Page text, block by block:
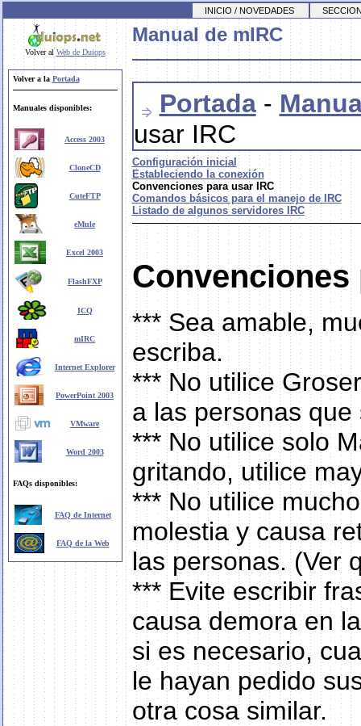
INICIO / NOVEDADES
Volver alWeb de Duiops
Volver a la Portada
Manuales disponibles:
Access 2003
CloneCD
CuteFTP
eMule
Excel 2003
FlashFXP
ICQ
mIRC
Internet Explorer
PowerPoint 2003
VMware
Word 2003
FAQs disponibles:
FAQ de Internet
FAQ de la Web
Manual de mIRC
Portada-
usar IRC
Configuración inicial
Estableciendo la conexión
Convenciones para usar IRC
Comandos básicos para el manejo de IRC
Listado de algunos servidores IRC
Convenciones
*** Sea amable,
escriba.
*** No utilice
a las personas
*** No utilice solo
gritando, utilice
*** No utilice
molestia y causa
las personas. (Ver
*** Evite escribir
causa demora en
si es necesario,
le hayan pedido
otra cosa similar.